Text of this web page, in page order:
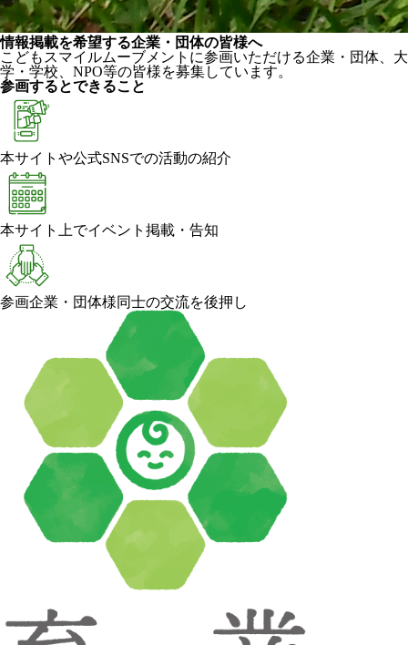
情報掲載を希望する企業・団体の皆様へ
こどもスマイルムーブメントに参画いただける企業・団体、大
学・学校、NPO等の皆様を募集しています。
参画するとできること
本サイトや公式SNSでの活動の紹介
本サイト上でイベント掲載・告知
参画企業・団体様同士の交流を後押し